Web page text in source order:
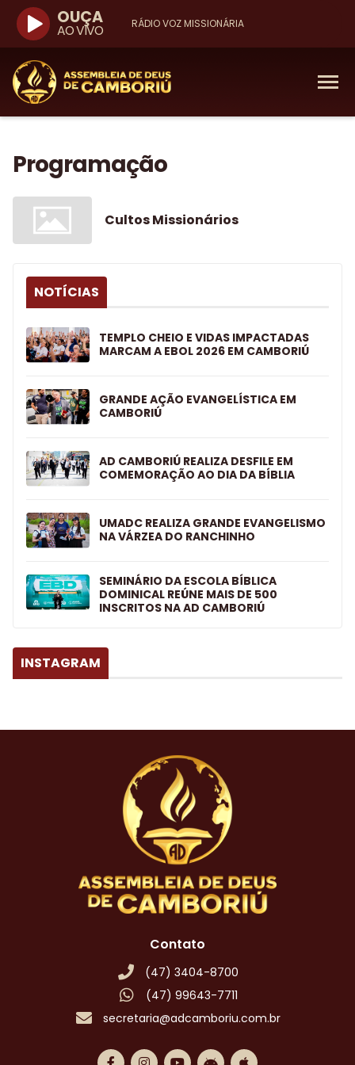
RÁDIO VOZ MISSIONÁRIA
OUÇA
AO VIVO
Cultos Missionários
NOTÍCIAS
TEMPLO CHEIO E VIDAS IMPACTADAS
MARCAM A EBOL 2026 EM CAMBORIÚ
GRANDE AÇÃO EVANGELÍSTICA EM
CAMBORIÚ
AD CAMBORIÚ REALIZA DESFILE EM
COMEMORAÇÃO AO DIA DA BÍBLIA
UMADC REALIZA GRANDE EVANGELISMO
NA VÁRZEA DO RANCHINHO
SEMINÁRIO DA ESCOLA BÍBLICA
DOMINICAL REÚNE MAIS DE 500
INSCRITOS NA AD CAMBORIÚ
INSTAGRAM
Contato
(47) 3404-8700
(47) 99643-7711
secretaria@adcamboriu.com.br